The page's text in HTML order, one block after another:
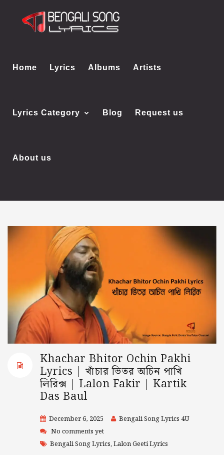
Home Lyrics Albums Artists
Lyrics Category Blog Request us
About us
Khachar Bhitor Ochin Pakhi
Lyrics | খাঁচার ভিতর অচিন পাখি
লিরিক্স | Lalon Fakir | Kartik
Das Baul
December 6, 2025
Bengali Song Lyrics 4U
No comments yet
Bengali Song Lyrics, Lalon Geeti Lyrics